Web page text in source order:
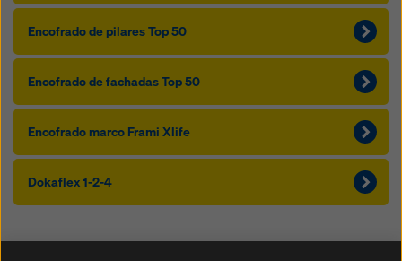
Encofrado de pilares Top 50
Encofrado de fachadas Top 50
Encofrado marco Frami Xlife
Dokaflex 1-2-4